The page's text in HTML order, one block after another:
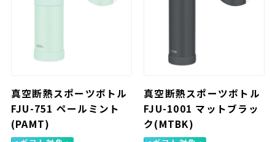
真空断熱スポーツボトル
FJU-751 ペールミント
(PAMT)
真空断熱スポーツボトル
FJU-1001 マットブラッ
ク(MTBK)